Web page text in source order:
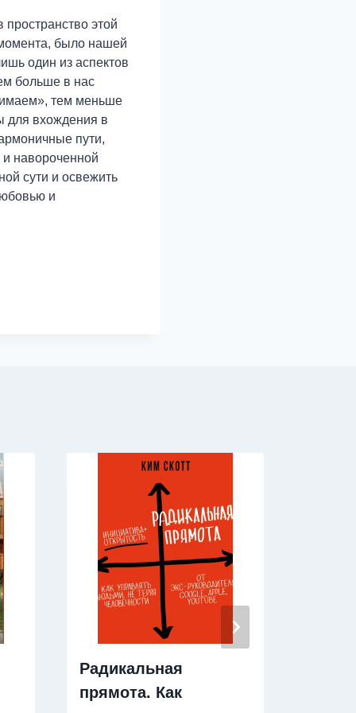
этой
было нашей
один из аспектов
больше в нас
тем меньше
для вхождения в
пути,
и навороченной
сути и освежить
и
Радикальная
прямота. Как